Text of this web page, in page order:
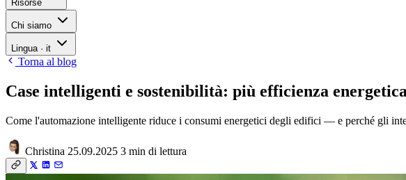
Risorse
Chi siamo
Lingua · it
Torna al blog
Case intelligenti e sostenibilità: più efficienza energetica
Come l'automazione intelligente riduce i consumi energetici degli edifici — e perché gli
Christina 25.09.2025 3 min di lettura